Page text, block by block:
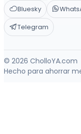
Bluesky
Telegram
© 2026 CholloYA.com
Hecho para ahorrar